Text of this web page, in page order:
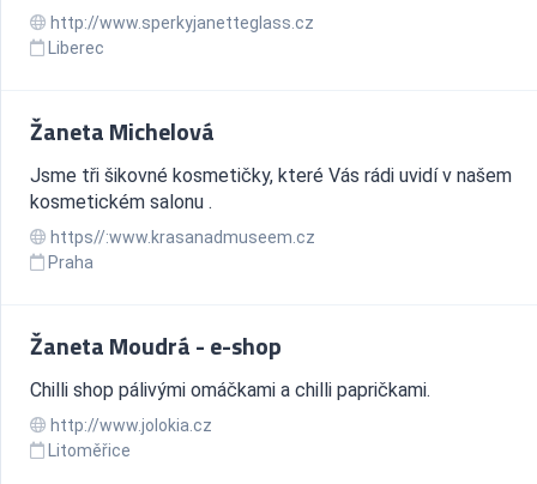
http://www.sperkyjanetteglass.cz
Liberec
Žaneta Michelová
Jsme tři šikovné kosmetičky, které Vás rádi uvidí v našem
kosmetickém salonu .
https//:www.krasanadmuseem.cz
Praha
Žaneta Moudrá - e-shop
Chilli shop pálivými omáčkami a chilli papričkami.
http://www.jolokia.cz
Litoměřice